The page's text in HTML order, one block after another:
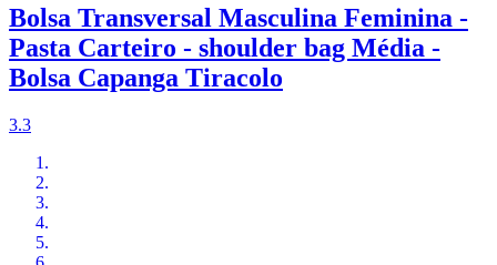
Bolsa Transversal Masculina Feminina -
Pasta Carteiro - shoulder bag Média -
Bolsa Capanga Tiracolo
3.3